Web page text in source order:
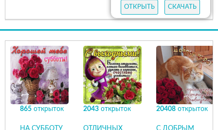
ОТКРЫТЬ СКАЧАТЬ
865 открыток
НА СУББОТУ
2043 открыток
ОТЛИЧНЫХ
20408 открыток
С ДОБРЫМ